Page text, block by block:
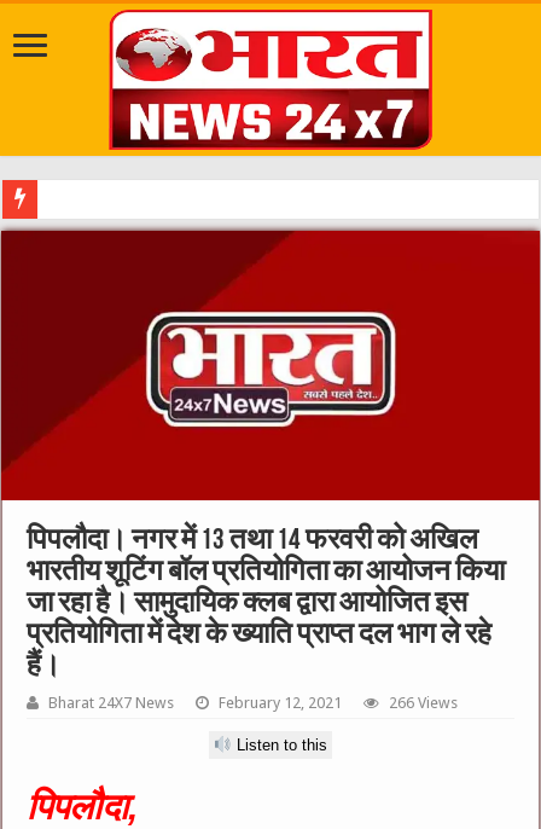
पिपलौदा। नगर में 13 तथा 14 फरवरी को अखिल
भारतीय शूटिंग बॉल प्रतियोगिता का आयोजन किया
जा रहा है। सामुदायिक क्‍लब द्वारा आयोजित इस
प्रतियोगिता में देश के ख्‍याति प्राप्‍त दल भाग ले रहे
हैं।
Bharat 24X7 News February 12, 2021 266 Views
Listen to this
पिपलौदा,